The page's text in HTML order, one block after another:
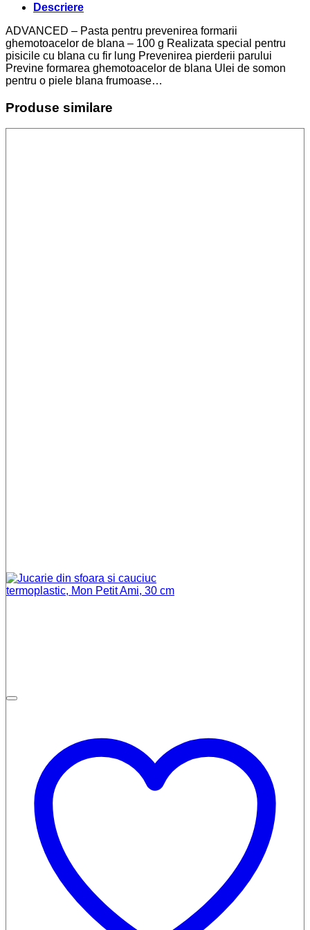
Descriere
ADVANCED – Pasta pentru prevenirea formarii
ghemotoacelor de blana – 100 g Realizata special pentru
pisicile cu blana cu fir lung Prevenirea pierderii parului
Previne formarea ghemotoacelor de blana Ulei de somon
pentru o piele blana frumoase…
Produse similare